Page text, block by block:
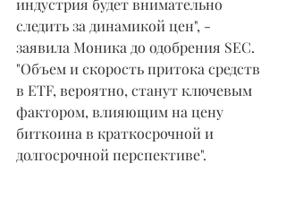
следить за динамикой цен", -
заявила Моника до одобрения SEC.
"Объем и скорость притока средств
в ETF, вероятно, станут ключевым
фактором, влияющим на цену
биткоина в краткосрочной и
долгосрочной перспективе".